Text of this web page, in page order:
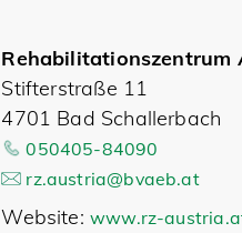
Rehabilitationszentrum
Stifterstraße 11
4701 Bad Schallerbach
050405-84090
rz.austria@bvaeb.at
Website: www.rz-